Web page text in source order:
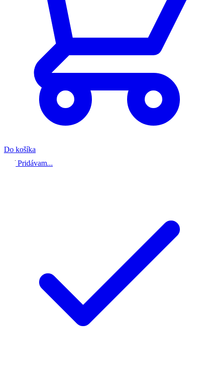
Do košíka
Pridávam...